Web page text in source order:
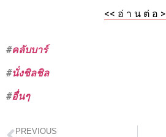
<< อ่ า น ต่ อ
#คลับบาร์
#นั่งชิลชิล
#อื่นๆ
PREVIOUS